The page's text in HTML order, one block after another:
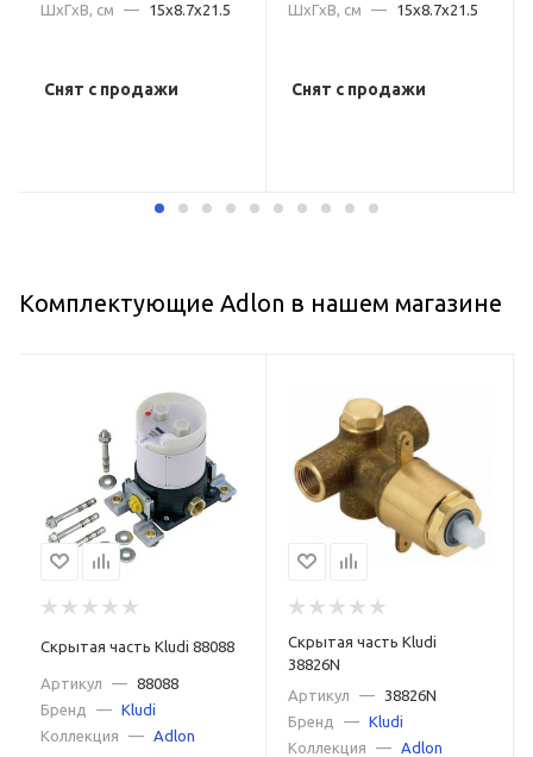
ШxГxВ, см
— 15x8.7x21.5
Снят с продажи
ШxГxВ, см
— 15x8.7x21.5
Снят с продажи
Комплектующие Adlon в нашем магазине
Скрытая часть Kludi 88088
Артикул — 88088
Бренд
— Kludi
Коллекция
— Adlon
Скрытая часть Kludi
38826N
Артикул
—
38826N
Бренд
— Kludi
Коллекция
— Adlon